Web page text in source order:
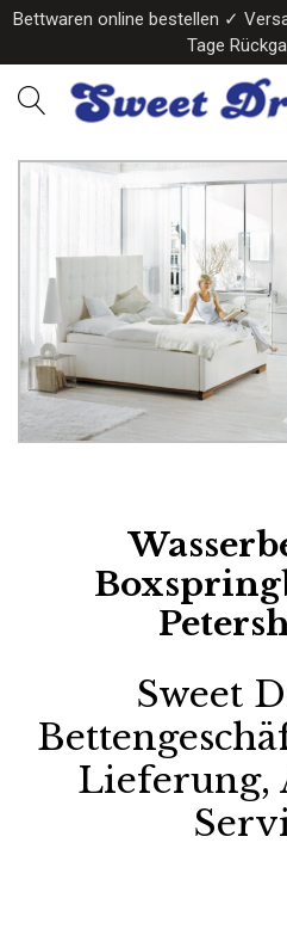
Bettwaren online bestellen ✓
Tage
Sweet
Lieferung,